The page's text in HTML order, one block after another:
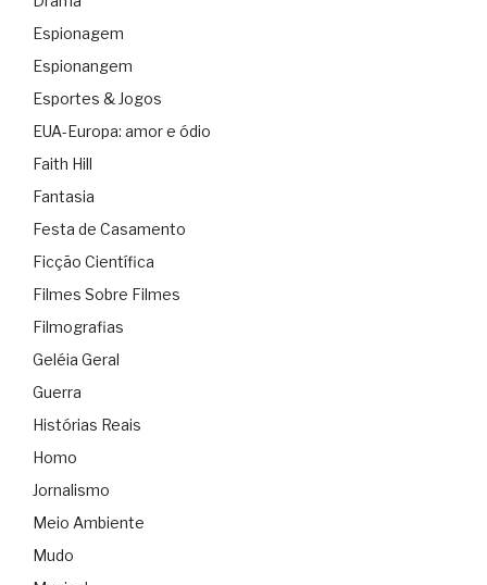
Espionagem
Espionangem
Esportes & Jogos
EUA-Europa: amor e ódio
Faith Hill
Fantasia
Festa de Casamento
Ficção Científica
Filmes Sobre Filmes
Filmografias
Geléia Geral
Guerra
Histórias Reais
Homo
Jornalismo
Meio Ambiente
Mudo